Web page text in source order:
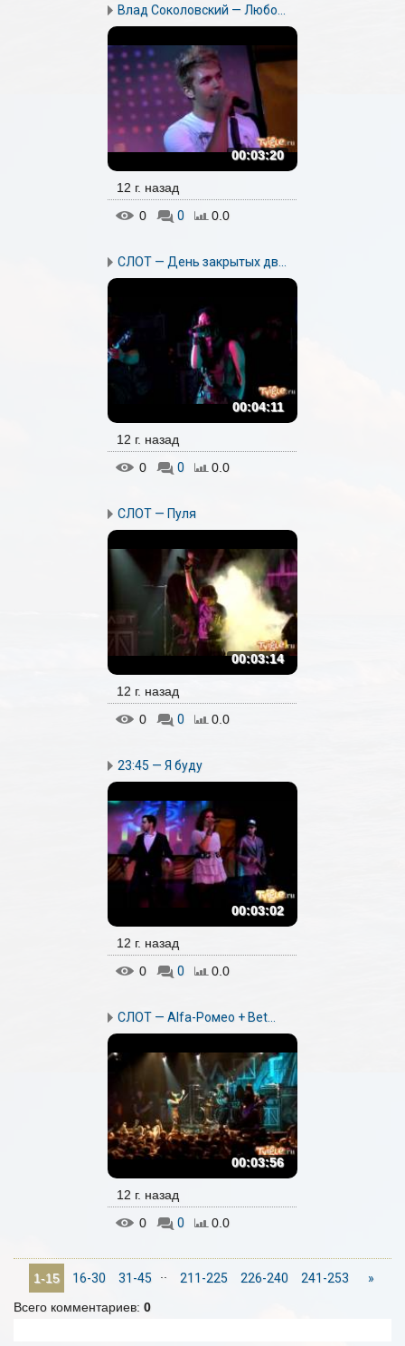
Влад Соколовский — Любо...
00:03:20
12 г. назад
0
0 0.0
СЛОТ — День закрытых дв...
00:04:11
12 г. назад
0
0 0.0
СЛОТ — Пуля
00:03:14
12 г. назад
0
0 0.0
23:45 — Я буду
00:03:02
12 г. назад
0
0 0.0
СЛОТ — Alfa-Ромео + Bet...
00:03:56
12 г. назад
0
0 0.0
1-15 16-30 31-45 211-225 226-240 241-253 »
Всего комментариев: 0